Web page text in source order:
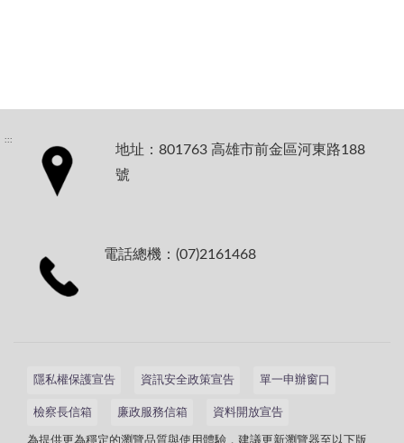
:::
地址：801763 高雄市前金區河東路188
號
電話總機：(07)2161468
隱私權保護宣告 資訊安全政策宣告 單一申辦窗口
檢察長信箱 廉政服務信箱 資料開放宣告